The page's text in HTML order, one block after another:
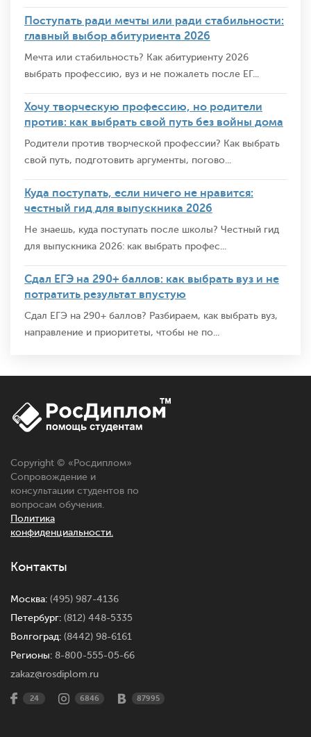
Поступать ради мечты или ради стабильности:
главный выбор абитуриента 2026
Мечта или стабильность? Как абитуриенту 2026
выбрать профессию, вуз и не пожалеть после ЕГ...
Хочу творческую профессию, но родители
против: как выбрать свой путь без войны дома
Родители против творческой профессии? Как выбрать
свой путь, подготовить аргументы, погово...
Куда поступать, если ничего не нравится:
честный гид для выпускника 2026
Не знаешь, куда поступать после школы? Честный гид
для выпускника 2026: как выбрать профес...
Сдал ЕГЭ на 290+ баллов: как выбрать вуз и не
потратить результат впустую
Сдал ЕГЭ на 290+ баллов? Разбираем, как выбрать вуз,
направление и приоритеты, чтобы не по...
Copyright © «Росдиплом»
Сопровождение и
консультации студентов по
вопросам обучения.
Политика
конфиденциальности.
Контакты
Москва: (495) 987-4136
Петербург: (812) 448-5335
Волгоград: (8442) 98-6161
Регионы: 8-800-555-05-66
zakaz@rosdiplom.ru
24 6846 87995